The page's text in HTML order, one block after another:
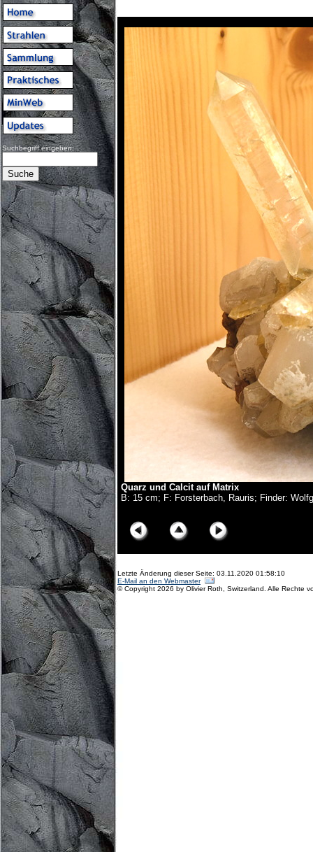
Suchbegriff eingeben:
Quarz und Calcit auf Matrix
B: 15 cm; F: Forsterbach, Rauris; Finder:
Letzte Änderung dieser Seite: 03.11.2020 01:58:10
E-Mail an den Webmaster
© Copyright 2026 by Olivier Roth, Switzerland. Alle Rechte